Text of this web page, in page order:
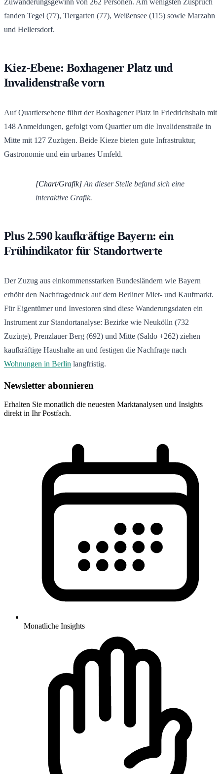
fanden Tegel (77), Tiergarten (77), Weißensee (115) sowie Marzahn
und Hellersdorf.
Kiez-Ebene: Boxhagener Platz und
Invalidenstraße vorn
Auf Quartiersebene führt der Boxhagener Platz in Friedrichshain mit
148 Anmeldungen, gefolgt vom Quartier um die Invalidenstraße in
Mitte mit 127 Zuzügen. Beide Kieze bieten gute Infrastruktur,
Gastronomie und ein urbanes Umfeld.
[Chart/Grafik] An dieser Stelle befand sich eine
interaktive Grafik.
Plus 2.590 kaufkräftige Bayern: ein
Frühindikator für Standortwerte
Der Zuzug aus einkommensstarken Bundesländern wie Bayern
erhöht den Nachfragedruck auf dem Berliner Miet- und Kaufmarkt.
Für Eigentümer und Investoren sind diese Wanderungsdaten ein
Instrument zur Standortanalyse: Bezirke wie Neukölln (732
Zuzüge), Prenzlauer Berg (692) und Mitte (Saldo +262) ziehen
kaufkräftige Haushalte an und festigen die Nachfrage nach
Wohnungen in Berlin langfristig.
Newsletter abonnieren
Erhalten Sie monatlich die neuesten Marktanalysen und Insights
direkt in Ihr Postfach.
Monatliche Insights